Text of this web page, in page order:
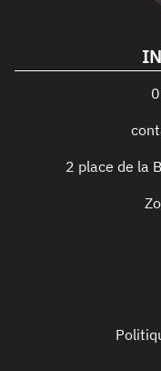
2 place de la